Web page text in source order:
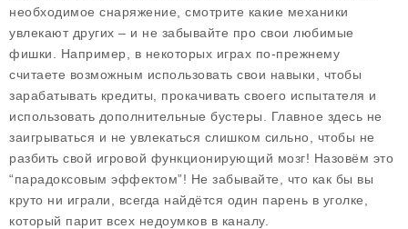
необходимое снаряжение, смотрите какие механики
увлекают других – и не забывайте про свои любимые
фишки. Например, в некоторых играх по-прежнему
считаете возможным использовать свои навыки, чтобы
зарабатывать кредиты, прокачивать своего испытателя и
использовать дополнительные бустеры. Главное здесь не
заигрываться и не увлекаться слишком сильно, чтобы не
разбить свой игровой функционирующий мозг! Назовём это
“парадоксовым эффектом”! Не забывайте, что как бы вы
круто ни играли, всегда найдётся один парень в уголке,
который парит всех недоумков в каналу.